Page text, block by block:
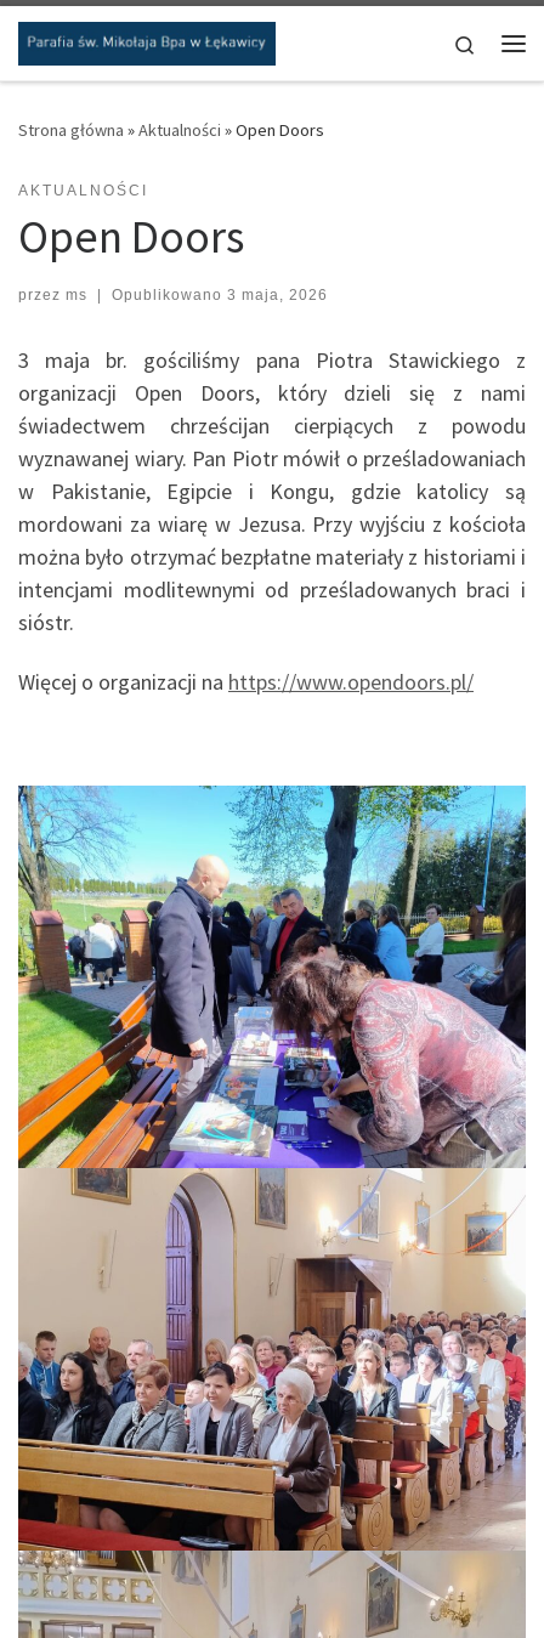
Przejdź do treści
Search
Strona główna »Aktualności »Open Doors
AKTUALNOŚCI
Open Doors
przez ms | Opublikowano 3 maja, 2026
3 maja br. gościliśmy pana Piotra Stawickiego z
organizacji Open Doors, który dzieli się z nami
świadectwem chrześcijan cierpiących z powodu
wyznawanej wiary. Pan Piotr mówił o prześladowaniach
w Pakistanie, Egipcie i Kongu, gdzie katolicy są
mordowani za wiarę w Jezusa. Przy wyjściu z kościoła
można było otrzymać bezpłatne materiały z historiami i
intencjami modlitewnymi od prześladowanych braci i
sióstr.
Więcej o organizacji na https://www.opendoors.pl/